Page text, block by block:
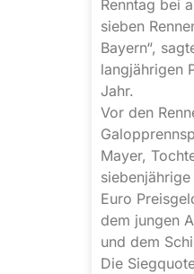
Renntag bei
sieben
Bayern“,
langjährigen
Jahr.
Vor den
Mayer,
Euro
dem jungen
und dem
Die